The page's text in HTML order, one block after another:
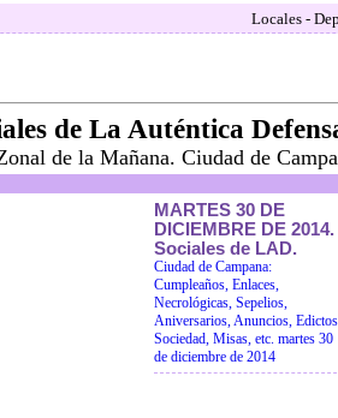
Locales -
de La Auténtica
de la Mañana. Ciudad de
MARTES 30 DE
DICIEMBRE DE 2014.
Sociales de LAD.
Ciudad de Campana:
Cumpleaños, Enlaces,
Necrológicas, Sepelios,
Aniversarios, Anuncios,
Sociedad, Misas, etc. martes 30
de diciembre de 2014